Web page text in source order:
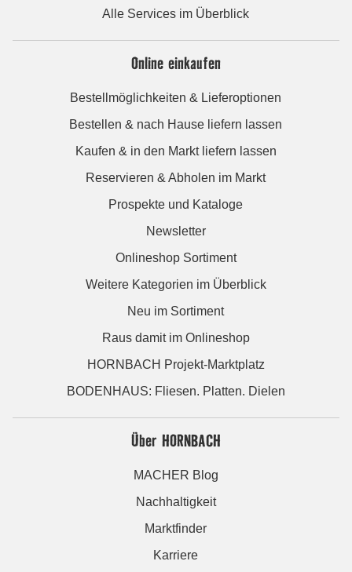
Alle Services im Überblick
Online einkaufen
Bestellmöglichkeiten & Lieferoptionen
Bestellen & nach Hause liefern lassen
Kaufen & in den Markt liefern lassen
Reservieren & Abholen im Markt
Prospekte und Kataloge
Newsletter
Onlineshop Sortiment
Weitere Kategorien im Überblick
Neu im Sortiment
Raus damit im Onlineshop
HORNBACH Projekt-Marktplatz
BODENHAUS: Fliesen. Platten. Dielen
Über HORNBACH
MACHER Blog
Nachhaltigkeit
Marktfinder
Karriere